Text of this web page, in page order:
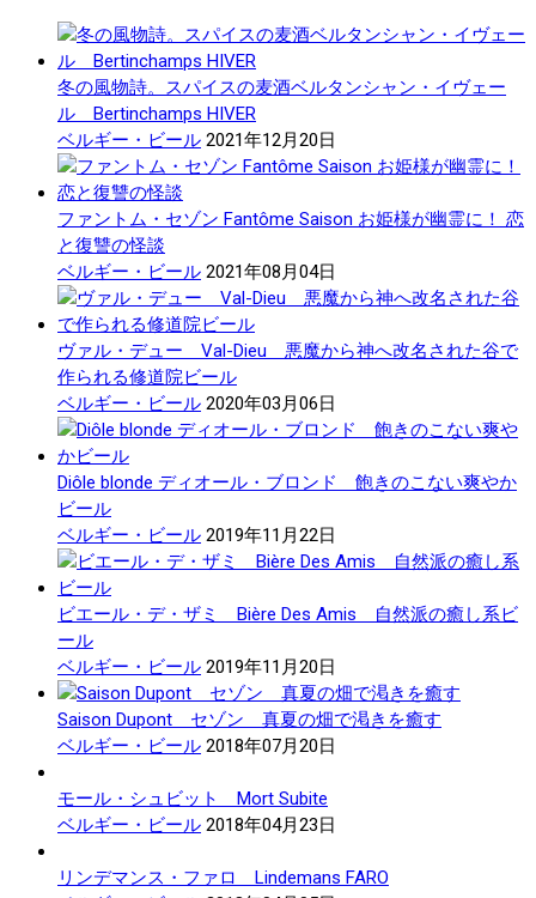
冬の風物詩。スパイスの麦酒ベルタンシャン・イヴェー
ル Bertinchamps HIVER
ベルギー・ビール 2021年12月20日
ファントム・セゾン Fantôme Saison お姫様が幽霊に！ 恋
と復讐の怪談
ベルギー・ビール 2021年08月04日
ヴァル・デュー Val-Dieu 悪魔から神へ改名された谷で
作られる修道院ビール
ベルギー・ビール 2020年03月06日
Diôle blonde ディオール・ブロンド 飽きのこない爽やか
ビール
ベルギー・ビール 2019年11月22日
ビエール・デ・ザミ Bière Des Amis 自然派の癒し系ビ
ール
ベルギー・ビール 2019年11月20日
Saison Dupont セゾン 真夏の畑で渇きを癒す
ベルギー・ビール 2018年07月20日
モール・シュビット Mort Subite
ベルギー・ビール 2018年04月23日
リンデマンス・ファロ Lindemans FARO